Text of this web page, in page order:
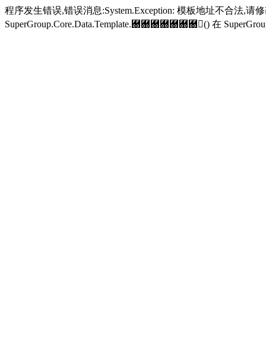
程序发生错误,错误消息:System.Exception: 模板地址不合法,
SuperGroup.Core.Data.Template.＀＀＀＀＀＀＀() 在